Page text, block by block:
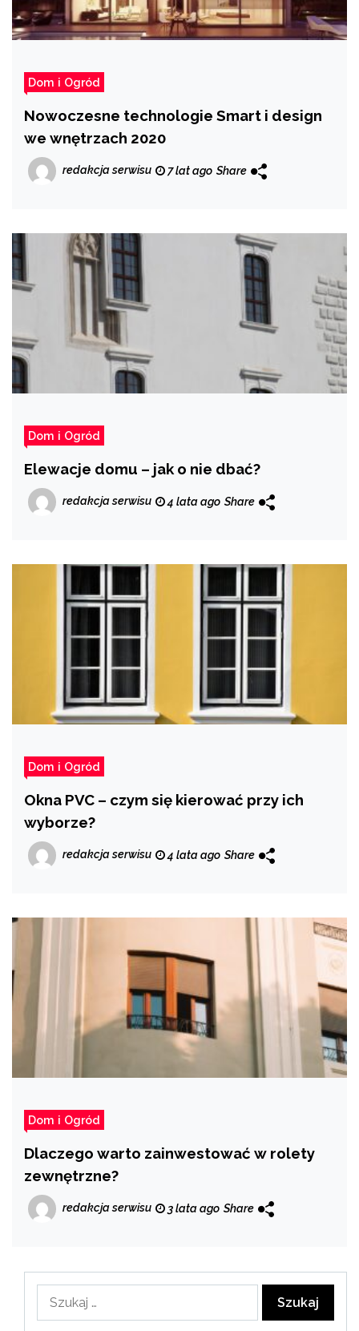
Dom i Ogród
Nowoczesne technologie Smart i design
we wnętrzach 2020
redakcja serwisu 7 lat ago Share
Dom i Ogród
Elewacje domu – jak o nie dbać?
redakcja serwisu 4 lata ago Share
Dom i Ogród
Okna PVC – czym się kierować przy ich
wyborze?
redakcja serwisu 4 lata ago Share
Dom i Ogród
Dlaczego warto zainwestować w rolety
zewnętrzne?
redakcja serwisu 3 lata ago Share